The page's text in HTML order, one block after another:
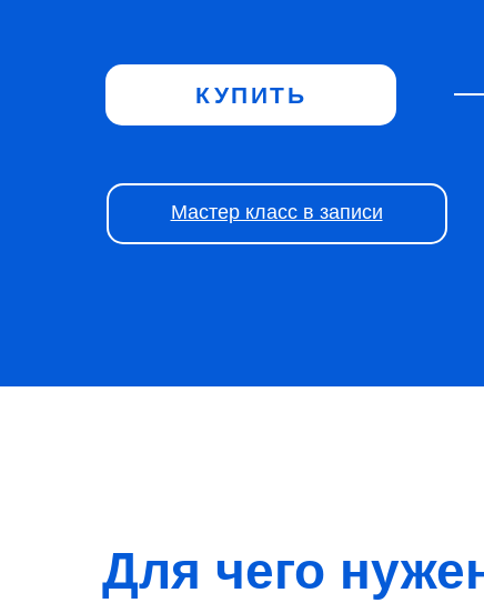
Мастер класс в записи
КУПИТЬ
Для чего